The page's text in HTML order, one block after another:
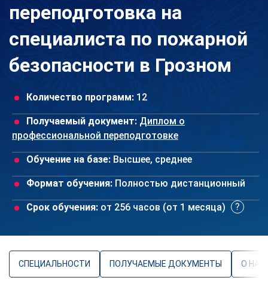
переподготовка на
специалиста по пожарной
безопасности в Грозном
Количество программ: 12
Получаемый документ: Диплом о
профессиональной переподготовке
Обучение на базе: Высшее, среднее
Формат обучения: Полностью дистанционный
Срок обучения: от 256 часов (от 1 месяца)
СПЕЦИАЛЬНОСТИ ПОЛУЧАЕМЫЕ ДОКУМЕНТЫ О